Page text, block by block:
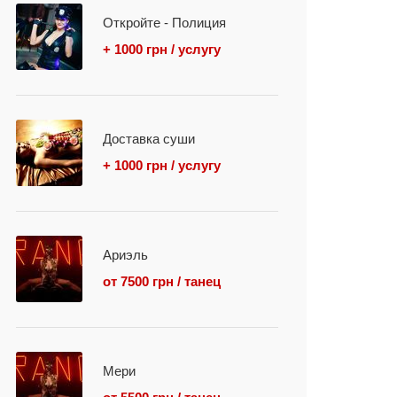
Откройте - Полиция
+ 1000 грн / услугу
Доставка суши
+ 1000 грн / услугу
Ариэль
от 7500 грн / танец
Мери